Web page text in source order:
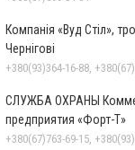
Компанія «Вуд Стіл»,
Чернігові
+380(93)364-16-88,
СЛУЖБА ОХРАНЫ
предприятия «Форт-Т»
+380(67)763-69-15,